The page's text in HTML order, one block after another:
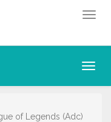
of Legends (Adc)